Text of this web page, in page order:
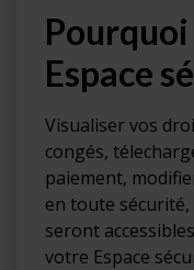
Espace
Visualiser vos
congés,
paiement,
en toute
seront
votre Espace